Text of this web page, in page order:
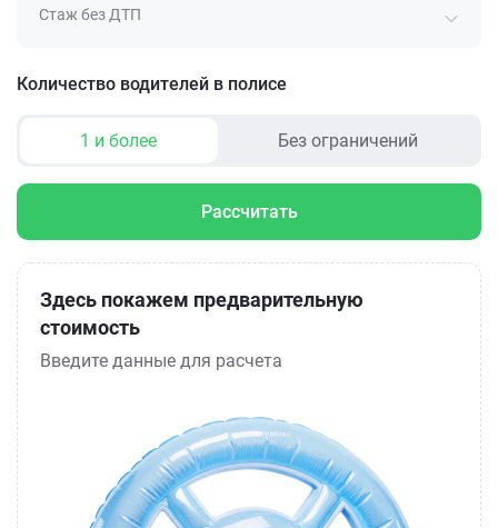
Стаж без ДТП
Количество водителей в полисе
1 и более Без ограничений
Рассчитать
Здесь покажем предварительную
стоимость
Введите данные для расчета